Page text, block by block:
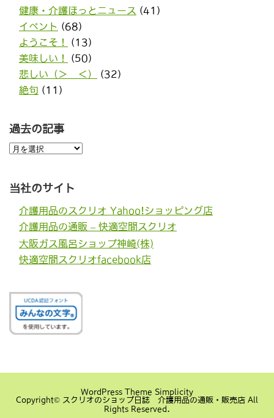
健康・介護ほっとニュース (41)
イベント (68)
ようこそ！
(13)
美味しい！
(50)
悲しい（＞＿＜）
(32)
絶句 (11)
過去の記事
過
去
事
当社のサイト
介護用品のスクリオ Yahoo!ショッピング店
介護用品の通販 – 快適空間スクリオ
大阪ガス風呂ショップ神崎(株)
快適空間スクリオfacebook店
WordPress Theme Simplicity
Copyright© スクリオのショップ日誌 介護用品の通販・販売店 All
Rights Reserved.